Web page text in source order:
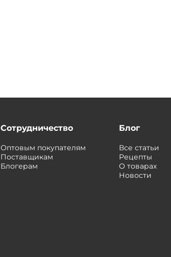
Сотрудничество
Оптовым покупателям
Поставщикам
Блогерам
Блог
Все статьи
Рецепты
О товарах
Новости